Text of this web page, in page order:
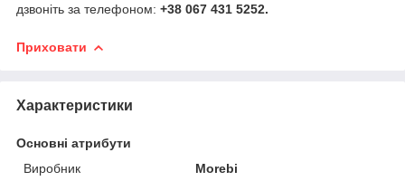
дзвоніть за телефоном: +38 067 431 5252.
Приховати
Характеристики
Основні атрибути
Виробник
Morebi